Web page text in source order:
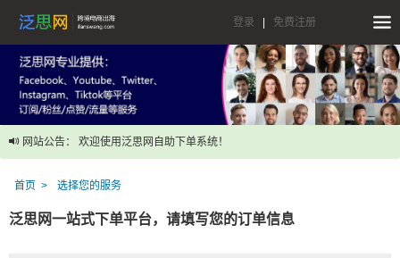
登录 免费注册
网站公告： 欢迎使用泛思网自助下单系统！
首页 选择您的服务
泛思网一站式下单平台，请填写您的订单信息